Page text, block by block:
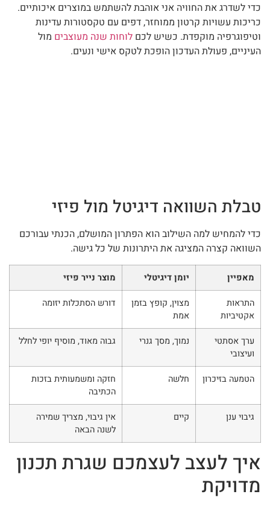
כדי לשדרג את החוויה אני אוהבת להשתמש במוצרים איכותיים.
כריכות עשויות קרטון ממוחזר, דפים עם טקסטורות עדינות
וטיפוגרפיה מוקפדת. כשיש לכם לוחות שנה מעוצבים מול
העיניים, פעולת העדכון הופכת לטקס אישי ונעים.
טבלת השוואה דיגיטל מול פיזי
כדי להמחיש למה השילוב הוא הפתרון המושלם, הכנתי עבורכם
השוואה קצרה המציגה את היתרונות של כל גישה.
מאפיין יומן דיגיטלי
מוצר נייר פיזי
התראות
אקטיביות
מצוין, קופץ בזמן
אמת
דורש הסתכלות יזומה
ערך אסתטי
ועיצובי
נמוך, מסך גנרי גבוה מאוד, מוסיף יופי לחלל
הטמעה בזיכרון חלשה
חזקה ומשמעותית בזכות
הכתיבה
גיבוי ענן
קיים
אין גיבוי, מצריך שמירה
לשנה הבאה
איך לעצב לעצמכם שגרת תכנון
מדויקת